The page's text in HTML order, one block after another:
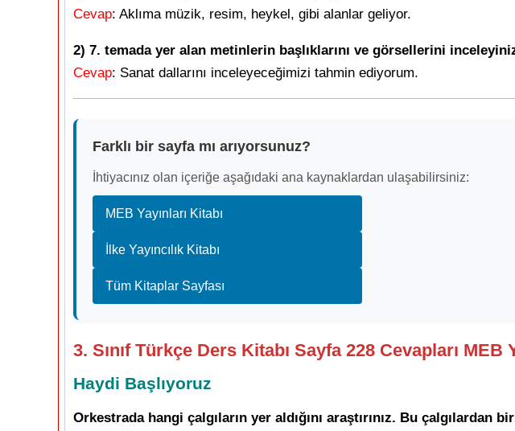
Cevap: Aklıma müzik, resim, heykel, gibi alanlar geliyor.
2) 7. temada yer alan metinlerin başlıklarını ve görsellerini
Cevap: Sanat dallarını inceleyeceğimizi tahmin ediyorum.
Farklı bir sayfa mı arıyorsunuz?
İhtiyacınız olan içeriğe aşağıdaki ana kaynaklardan ulaşabilirsiniz:
MEB Yayınları Kitabı
İlke Yayıncılık Kitabı
Tüm Kitaplar Sayfası
3. Sınıf Türkçe Ders Kitabı Sayfa 228 Cevapları MEB
Haydi Başlıyoruz
Orkestrada hangi çalgıların yer aldığını araştırınız. Bu çalgılardan